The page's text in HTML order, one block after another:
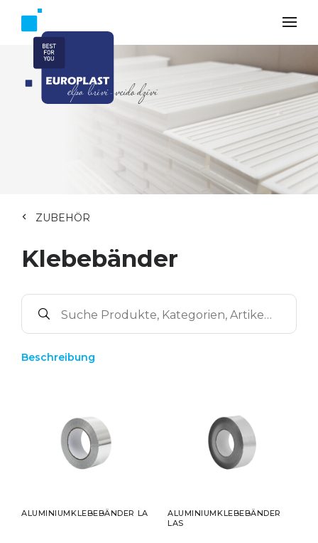
ZUBEHÖR
Klebebänder
Beschreibung
ALUMINIUMKLEBEBÄNDER LA
ALUMINIUMKLEBEBÄNDER
LAS